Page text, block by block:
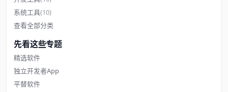
系统工具(10)
查看全部分类
先看这些专题
精选软件
独立开发者App
平替软件